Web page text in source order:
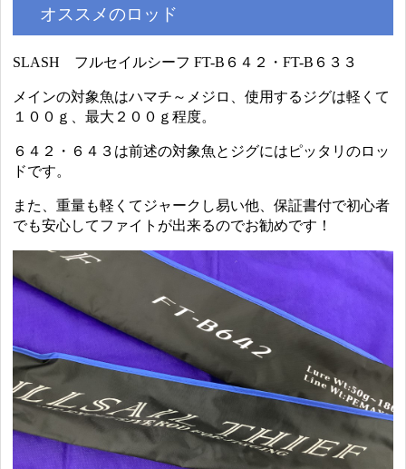
オススメのロッド
SLASH フルセイルシーフ FT-B６４２・FT-B６３３
メインの対象魚はハマチ～メジロ、使用するジグは軽くて
１００ｇ、最大２００ｇ程度。
６４２・６４３は前述の対象魚とジグにはピッタリのロッ
ドです。
また、重量も軽くてジャークし易い他、保証書付で初心者
でも安心してファイトが出来るのでお勧めです！